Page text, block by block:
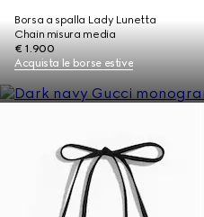
Borsa a spalla Lady Lunetta
Chain misura media
€ 1.900
Acquista le borse estive